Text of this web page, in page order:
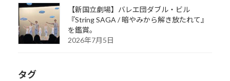
【新国立劇場】バレエ団ダブル・ビル
『String SAGA / 暗やみから解き放たれて』
を鑑賞。
2026年7月5日
タグ